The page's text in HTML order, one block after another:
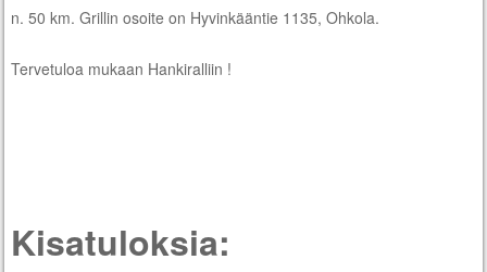
n. 50 km. Grillin osoite on Hyvinkääntie 1135, Ohkola.
Tervetuloa mukaan Hankiralliin !
Kisatuloksia: